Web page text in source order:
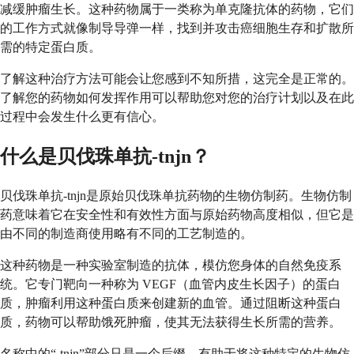
减缓肿瘤生长。这种药物属于一类称为单克隆抗体的药物，它们
的工作方式就像制导导弹一样，找到并攻击癌细胞生存和扩散所
需的特定蛋白质。
了解这种治疗方法可能会让您感到不知所措，这完全是正常的。
了解您的药物如何发挥作用可以帮助您对您的治疗计划以及在此
过程中会发生什么更有信心。
什么是贝伐珠单抗-tnjn？
贝伐珠单抗-tnjn是原始贝伐珠单抗药物的生物仿制药。生物仿制
药意味着它在安全性​​和有效性方面与原始药物高度相似，但它是
由不同的制造商使用略有不同的工艺制造的。
这种药物是一种实验室制造的抗体，模仿您身体的自然免疫系
统。它专门靶向一种称为 VEGF（血管内皮生长因子）的蛋白
质，肿瘤利用这种蛋白质来创建新的血管。通过阻断这种蛋白
质，药物可以帮助饿死肿瘤，使其无法获得生长所需的营养。